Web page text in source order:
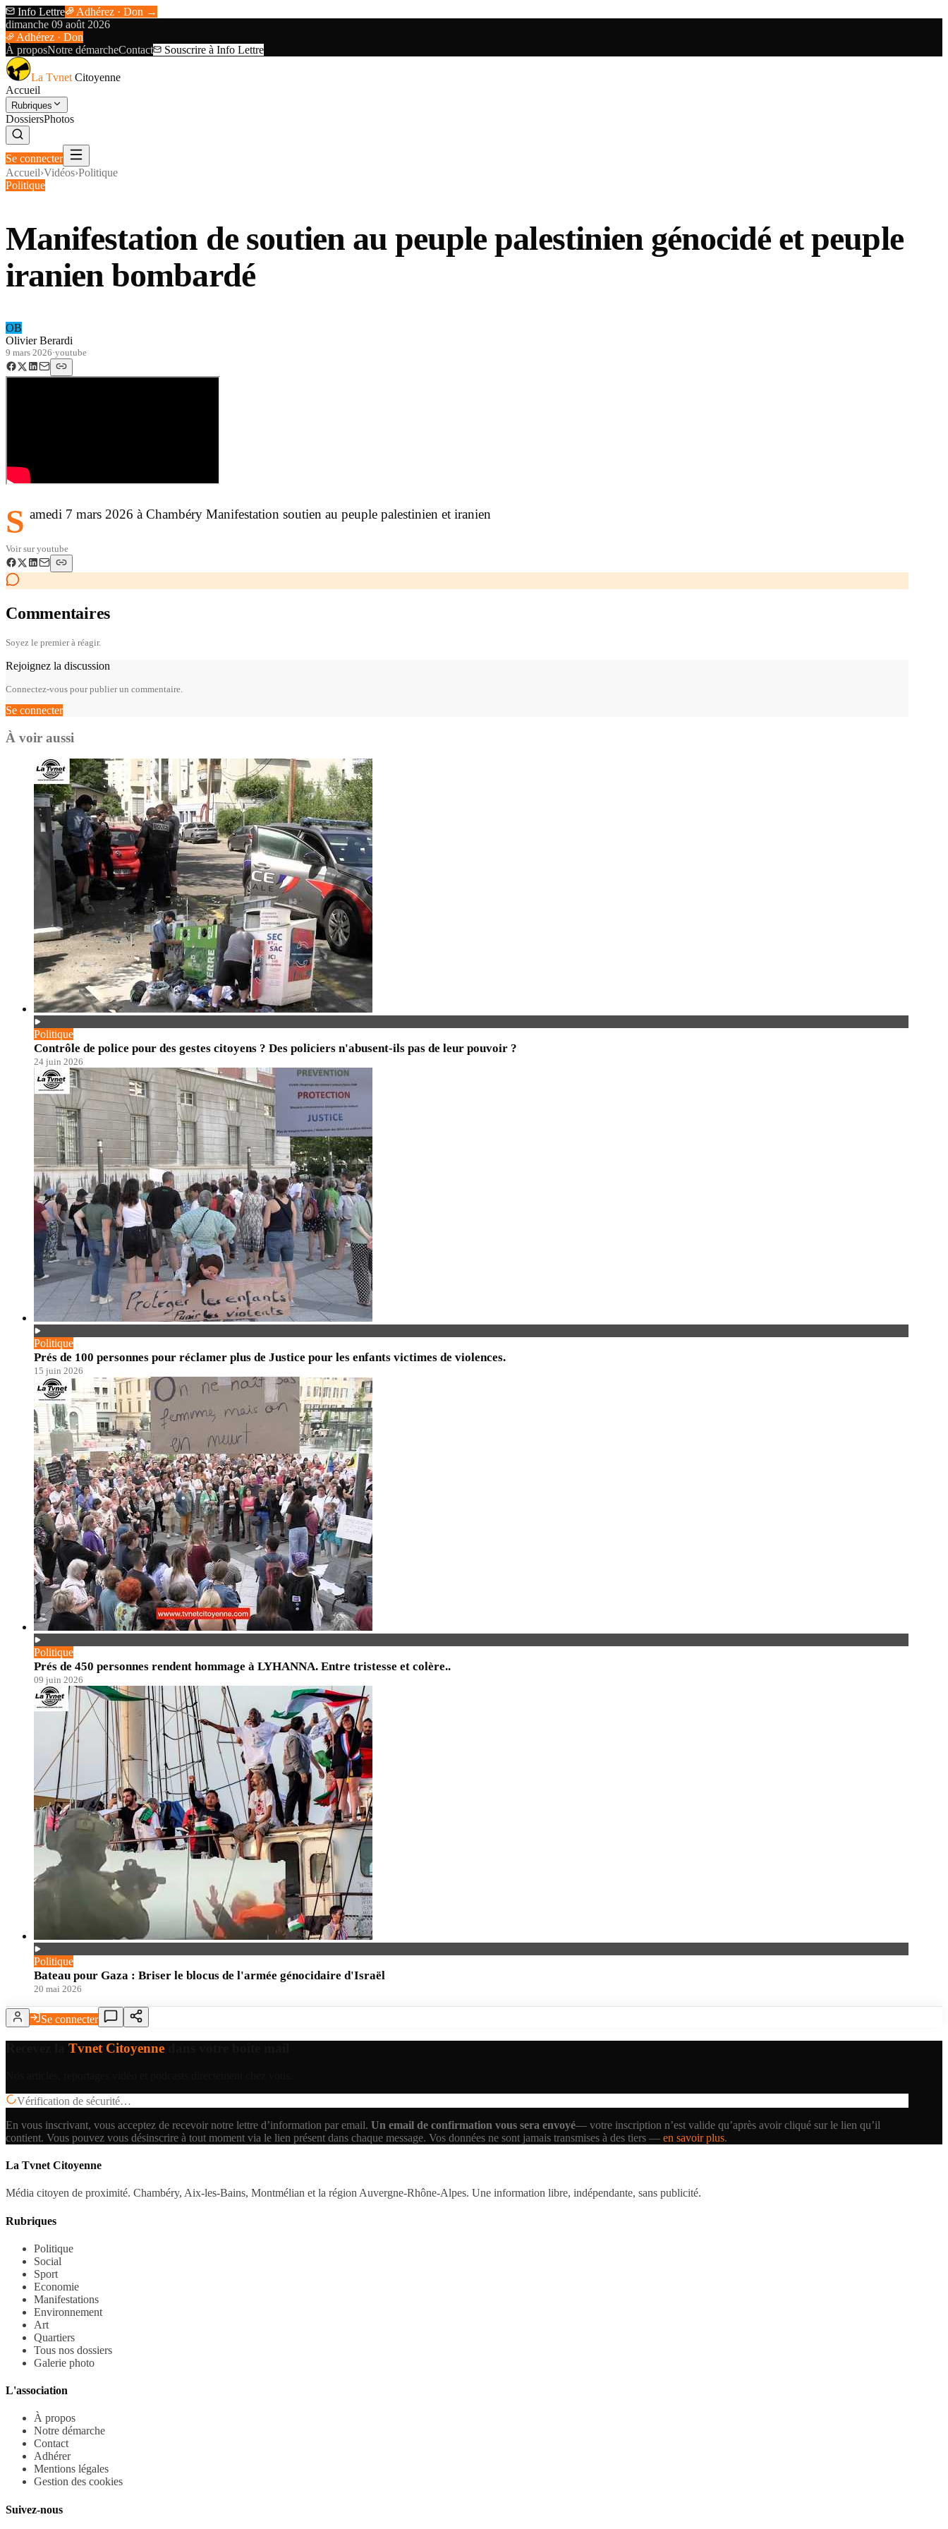
Info Lettre
Adhérez · Don →
dimanche 09 août 2026
Adhérez · Don
À proposNotre démarcheContact Souscrire à Info Lettre
La Tvnet Citoyenne
Accueil
Rubriques
DossiersPhotos
Se connecter
Accueil›Vidéos›Politique
Politique
Manifestation de soutien au peuple palestinien génocidé et peuple
iranien bombardé
OB
Olivier Berardi
9 mars 2026·youtube
S amedi 7 mars 2026 à Chambéry Manifestation soutien au peuple palestinien et iranien
Voir suryoutube
Commentaires
Soyez le premier à réagir.
Rejoignez la discussion
Connectez-vous pour publier un commentaire.
Se connecter
À voir aussi
Politique
Contrôle de police pour des gestes citoyens ? Des policiers n'abusent-ils pas de leur pouvoir ?
24 juin 2026
Politique
Prés de 100 personnes pour réclamer plus de Justice pour les enfants victimes de violences.
15 juin 2026
Politique
Prés de 450 personnes rendent hommage à LYHANNA. Entre tristesse et colère..
09 juin 2026
Politique
Bateau pour Gaza : Briser le blocus de l'armée génocidaire d'Israël
20 mai 2026
Se connecter
Tvnet Citoyenne
Vérification de sécurité…
En vous inscrivant, vous acceptez de recevoir notre lettre d’information par email. Un email de confirmation vous sera envoyé— votre inscription n’est valide qu’après avoir cliqué sur le lien qu’il
contient. Vous pouvez vous désinscrire à tout moment via le lien présent dans chaque message. Vos données ne sont jamais transmises à des tiers — en savoir plus.
La Tvnet Citoyenne
Média citoyen de proximité. Chambéry, Aix-les-Bains, Montmélian et la région Auvergne-Rhône-Alpes. Une information libre, indépendante, sans publicité.
Rubriques
Politique
Social
Sport
Economie
Manifestations
Environnement
Art
Quartiers
Tous nos dossiers
Galerie photo
L'association
À propos
Notre démarche
Contact
Adhérer
Mentions légales
Gestion des cookies
Suivez-nous